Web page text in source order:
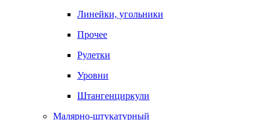
Линейки, угольники
Прочее
Рулетки
Уровни
Штангенциркули
Малярно-штукатурный